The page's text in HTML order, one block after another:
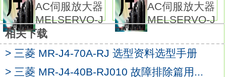
相同，因此在不改变现有的连接下轻松将MR-
J3-B
更换为MR-J3-BS。
安全功能是通过外部安全电路连接到CN8接口
来增加MR-J3-BS的驱动安全。
AC伺服放大器
MELSERVO-J
AC伺服放大器
MELSERVO-J
相关下载
> 三菱 MR-J4-70A-RJ 选型资料选型手册
> 三菱 MR-J4-40B-RJ010 故障排除篇用...